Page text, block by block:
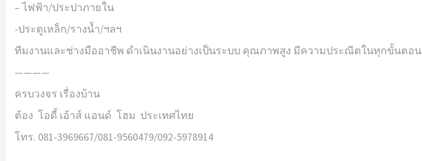
– ไฟฟ้า/ประปาภายใน
-ประตูเหล็ก/รางน้ำ/ฯลฯ
ทีมงานและช่างมืออาชีพ ดำเนินงานอย่างเป็นระบบ คุณภาพสูง มีความประณีตในทุกขั้นตอน
————
ครบวงจร เรื่องบ้าน
ต้อง โอดี้ เอ้าส์ แอนด์ โฮม ประเทศไทย
โทร. 081-3969667/081-9560479/092-5978914